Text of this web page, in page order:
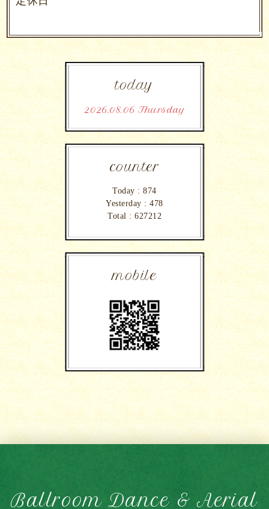
today
2026.08.06 Thursday
counter
Today :874
Yesterday :478
Total : 627212
mobile
Ballroom Dance & Aerial